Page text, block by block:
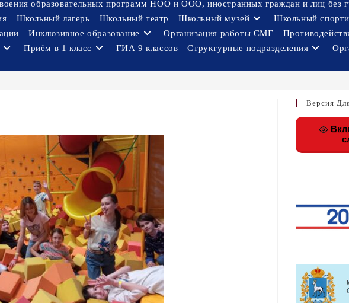
образовательных программ НОО и ООО, иностранных граждан и лиц без
Школьный лагерь Школьный театр Школьный музей
Школьный
Инклюзивное образование Организация работы СМГ
Приём в 1 класс ГИА 9 классов Структурные подразделения
Версия